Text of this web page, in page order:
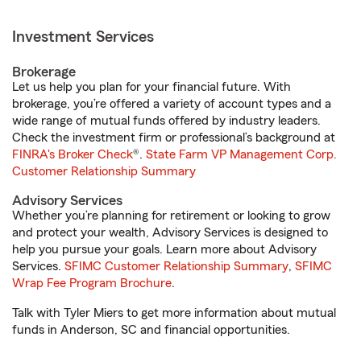
Investment Services
Brokerage
Let us help you plan for your financial future. With
brokerage, you’re offered a variety of account types and a
wide range of mutual funds offered by industry leaders.
Check the investment firm or professional’s background at
FINRA's Broker Check®. State Farm VP Management Corp.
Customer Relationship Summary
Advisory Services
Whether you’re planning for retirement or looking to grow
and protect your wealth, Advisory Services is designed to
help you pursue your goals. Learn more about Advisory
Services. SFIMC Customer Relationship Summary, SFIMC
Wrap Fee Program Brochure.
Talk with Tyler Miers to get more information about mutual
funds in Anderson, SC and financial opportunities.